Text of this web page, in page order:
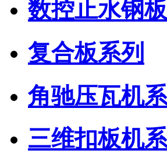
数控止水钢
复合板系列
角驰压瓦机
三维扣板机